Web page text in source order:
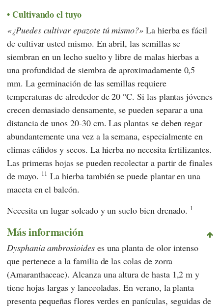
Cultivando el tuyo
¿Puedes cultivar epazote tú mismo? La hierba es fácil
de cultivar usted mismo. En abril, las semillas se
siembran en un lecho suelto y libre de malas hierbas a
una profundidad de siembra de aproximadamente 0,5
mm. La germinación de las semillas requiere
temperaturas de alrededor de 20 °C. Si las plantas jóvenes
crecen demasiado densamente, se pueden separar a una
distancia de unos 20-30 cm. Las plantas se deben regar
abundantemente una vez a la semana, especialmente en
climas cálidos y secos. La hierba no necesita fertilizantes.
Las primeras hojas se pueden recolectar a partir de finales
de mayo. 11 La hierba también se puede plantar en una
maceta en el balcón.
Necesita un lugar soleado y un suelo bien drenado. 1
Más información
Dysphania ambrosioideses una planta de olor intenso
que pertenece a la familia de las colas de zorra
(Amaranthaceae). Alcanza una altura de hasta 1,2 m y
tiene hojas largas y lanceoladas. En verano, la planta
presenta pequeñas flores verdes en panículas, seguidas de